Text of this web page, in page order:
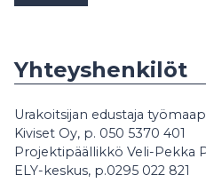
Yhteyshenkilöt
Urakoitsijan edustaja
Kiviset Oy, p. 050 5370 401
Projektipäällikkö Veli-Pekka
ELY-keskus, p.0295 022 821